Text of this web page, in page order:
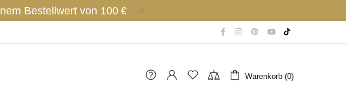
Bestellwert von 100 €
Warenkorb (0)